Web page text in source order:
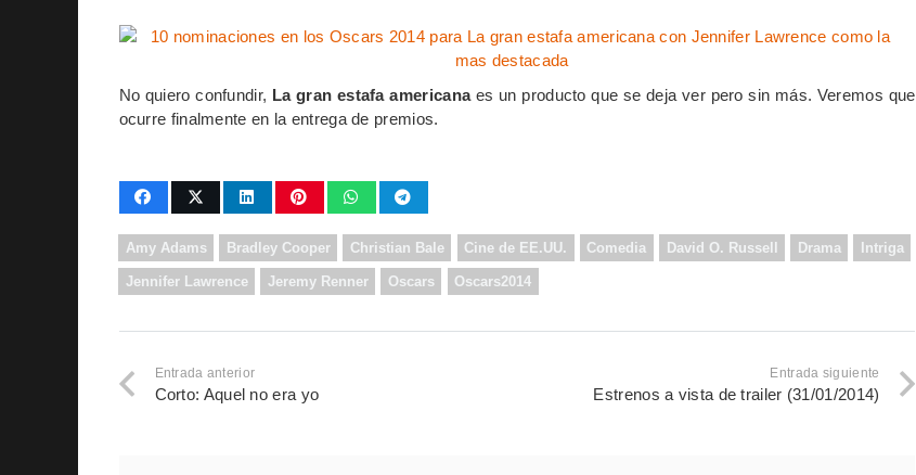
No quiero confundir, La gran estafa americanaes un producto que se deja ver pero sin más. Veremos que
ocurre finalmente en la entrega de premios.
Amy Adams Bradley Cooper Christian Bale Cine de EE.UU. Comedia David O. Russell Drama Intriga
Jennifer Lawrence Jeremy Renner Oscars Oscars2014
Entrada anterior
Corto: Aquel no era yo
Entrada siguiente
Estrenos a vista de trailer (31/01/2014)